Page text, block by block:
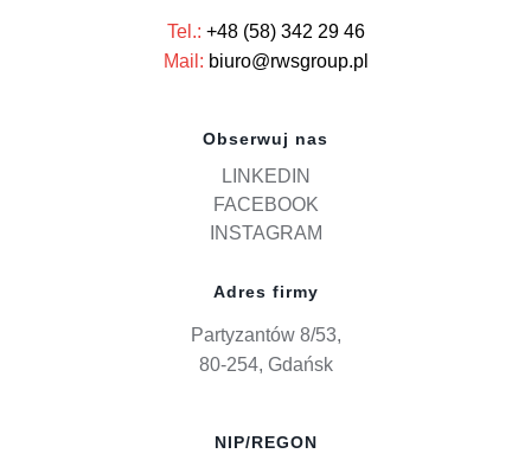
Tel.: +48 (58) 342 29 46
Mail: biuro@rwsgroup.pl
Obserwuj nas
LINKEDIN
FACEBOOK
INSTAGRAM
Adres firmy
Partyzantów 8/53,
80-254, Gdańsk
NIP/REGON